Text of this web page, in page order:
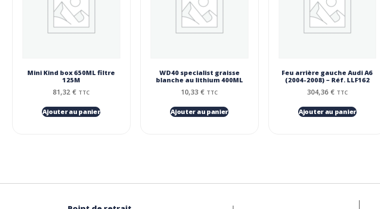
Mini Kind box 650ML filtre
125Μ
81,32 € TTC
Ajouter au panier
WD40 specialist graisse
blanche au lithium 400ML
10,33 € TTC
Ajouter au panier
Feu arrière gauche Audi A6
(2004-2008) – Réf. LLF162
304,36 € TTC
Ajouter au panier